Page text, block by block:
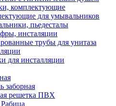
комплектующие
для умывальников
пьедесталы
инсталяции
трубы для унитаза
для инсталляции
заборная
решетка ПВХ